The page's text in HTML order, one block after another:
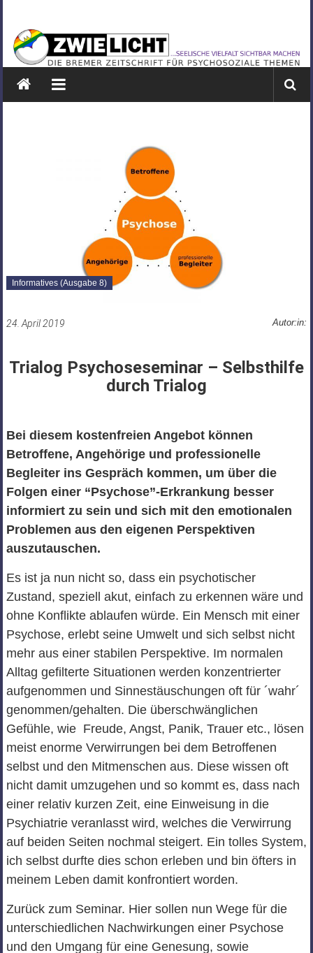
springen
ZWIELICHT
BREMEN
DIE
Informatives (Ausgabe 8)
24. April 2019 Autor:in:
Trialog Psychoseseminar – Selbsthilfe
durch Trialog
Bei diesem kostenfreien Angebot können
Betroffene, Angehörige und professionelle
Begleiter ins Gespräch kommen, um über die
Folgen einer “Psychose”-Erkrankung besser
informiert zu sein und sich mit den emotionalen
Problemen aus den eigenen Perspektiven
auszutauschen.
Es ist ja nun nicht so, dass ein psychotischer
Zustand, speziell akut, einfach zu erkennen wäre und
ohne Konflikte ablaufen würde. Ein Mensch mit einer
Psychose, erlebt seine Umwelt und sich selbst nicht
mehr aus einer stabilen Perspektive. Im normalen
Alltag gefilterte Situationen werden konzentrierter
aufgenommen und Sinnestäuschungen oft für ´wahr´
genommen/gehalten. Die überschwänglichen
Gefühle, wie Freude, Angst, Panik, Trauer etc., lösen
meist enorme Verwirrungen bei dem Betroffenen
selbst und den Mitmenschen aus. Diese wissen oft
nicht damit umzugehen und so kommt es, dass nach
einer relativ kurzen Zeit, eine Einweisung in die
Psychiatrie veranlasst wird, welches die Verwirrung
auf beiden Seiten nochmal steigert. Ein tolles System,
ich selbst durfte dies schon erleben und bin öfters in
meinem Leben damit konfrontiert worden.
Zurück zum Seminar. Hier sollen nun Wege für die
unterschiedlichen Nachwirkungen einer Psychose
und den Umgang für eine Genesung, sowie